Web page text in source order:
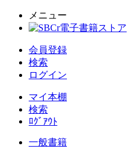
メニュー
会員登録
検索
ログイン
マイ本棚
検索
ﾛｸﾞｱｳﾄ
一般書籍